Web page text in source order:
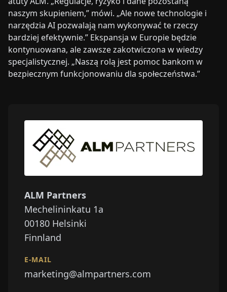
naszym skupieniem,” mówi. „Ale nowe technologie i
narzędzia AI pozwalają nam wykonywać te rzeczy
bardziej efektywnie.” Ekspansja w Europie będzie
kontynuowana, ale zawsze zakotwiczona w wiedzy
specjalistycznej. „Naszą rolą jest pomoc bankom w
bezpiecznym funkcjonowaniu dla społeczeństwa.”
ALM Partners
Mechelininkatu 1a
00180 Helsinki
Finnland
E-MAIL
marketing@almpartners.com